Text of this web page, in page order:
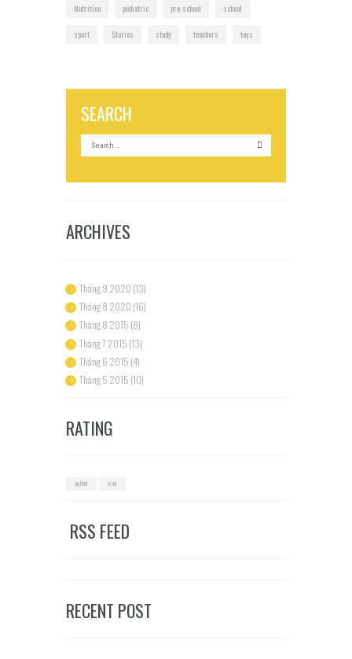
Nutrition pediatric pre-school school
sport Stories study teachers toys
SEARCH
ARCHIVES
Tháng 9 2020 (13)
Tháng 8 2020 (16)
Tháng 8 2015 (8)
Tháng 7 2015 (13)
Tháng 6 2015 (4)
Tháng 5 2015 (10)
RATING
author user
RSS FEED
RECENT POST